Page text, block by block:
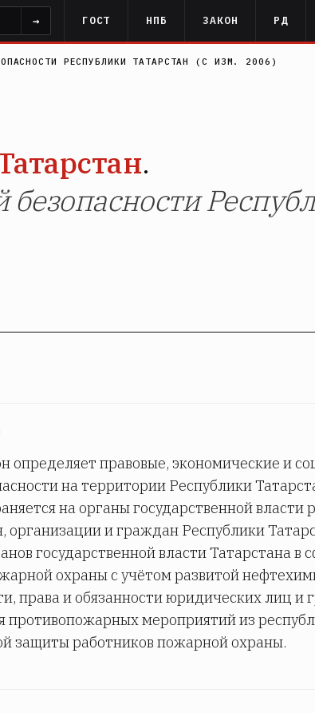
→ ГОСТ НПБ ЗАКОН РД
РЕСПУБЛИКИ ТАТАРСТАН (С ИЗМ. 2006)
.
определяет правовые, экономические и
на территории Республики
на органы государственной власти
организации и граждан Республики
государственной власти Татарстана в
охраны с учётом развитой
права и обязанности юридических лиц и
противопожарных мероприятий из
защиты работников пожарной охраны.